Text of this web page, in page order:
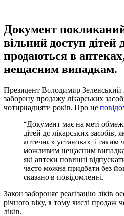
Документ
вільний доступ дітей
продаються в
нещасним випадкам.
Президент Володимир Зеленський
заборону продажу лікарських
чотирнадцяти років. Про це
“Документ має на меті
дітей до лікарських засобів,
аптечних установах, і таким
можливим нещасним
які аптеки повинні
часто можна придбати без
сказано в повідомленні.
Закон забороняє реалізацію ліків
річного віку, в тому числі продаж
ліків.